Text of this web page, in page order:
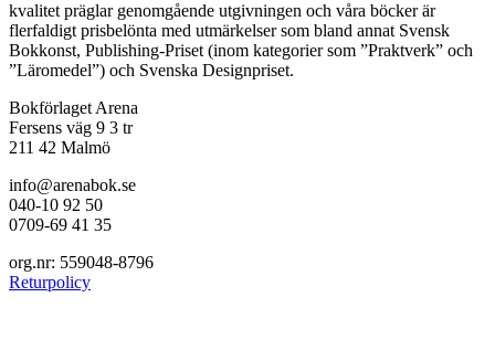
kvalitet präglar genomgående utgivningen och våra böcker är
flerfaldigt prisbelönta med utmärkelser som bland annat Svensk
Bokkonst, Publishing-Priset (inom kategorier som ”Praktverk” och
”Läromedel”) och Svenska Designpriset.
Bokförlaget Arena
Fersens väg 9 3 tr
211 42 Malmö
info@arenabok.se
040-10 92 50
0709-69 41 35
org.nr: 559048-8796
Returpolicy